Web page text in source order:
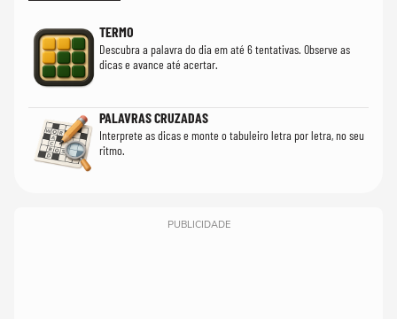
TERMO
Descubra a palavra do dia em até 6 tentativas. Observe as
dicas e avance até acertar.
PALAVRAS CRUZADAS
Interprete as dicas e monte o tabuleiro letra por letra, no seu
ritmo.
PUBLICIDADE